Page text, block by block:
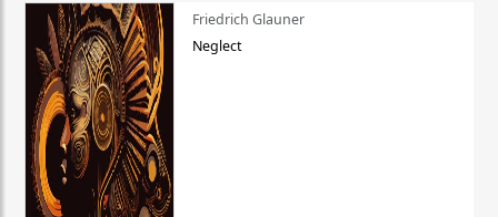
Friedrich Glauner
Neglect